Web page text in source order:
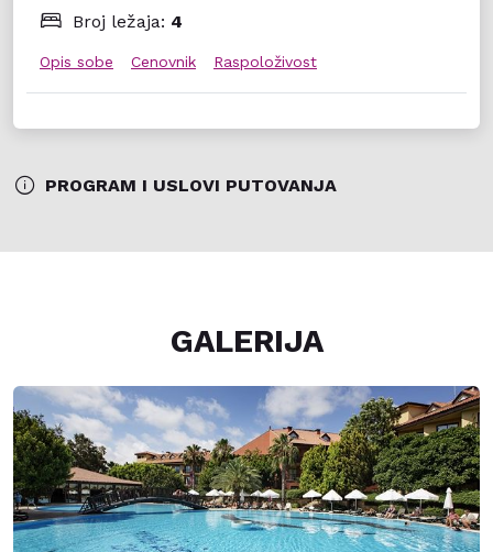
Broj ležaja: 4
Opis sobe Cenovnik Raspoloživost
PROGRAM I USLOVI PUTOVANJA
GALERIJA